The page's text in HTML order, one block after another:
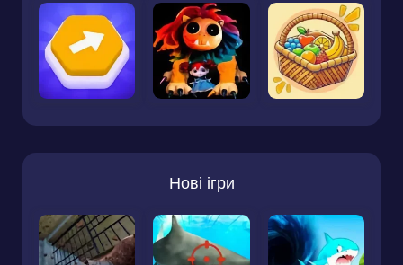
Нові ігри